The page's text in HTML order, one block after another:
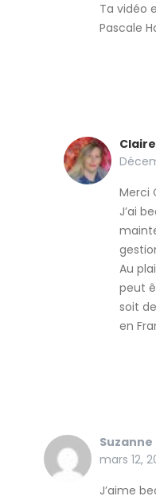
Ta vidéo
Pascale
Merci
J’ai
Au
peut
soit
en
mars 12,
J’aime